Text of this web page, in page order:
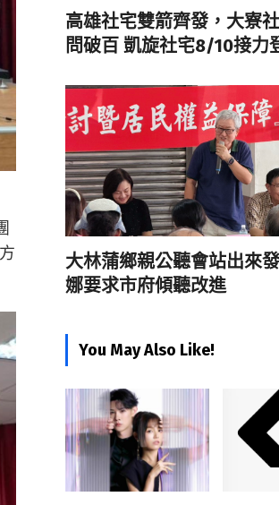
高雄社宅雙箭齊發，大寮
問破百 凱旋社宅8/10接力
大林蒲鄉親公聽會站出來
娜要求市府傾聽改進
You May Also Like!